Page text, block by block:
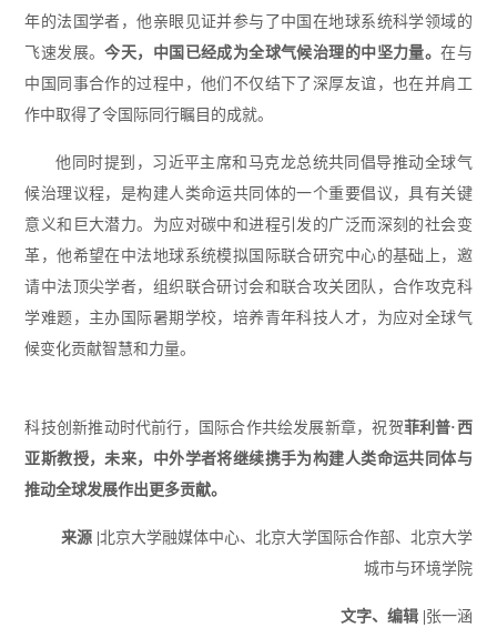
年的法国学者，他亲眼见证并参与了中国在地球系统科学领域的
飞速发展。今天，中国已经成为全球气候治理的中坚力量。在与
中国同事合作的过程中，他们不仅结下了深厚友谊，也在并肩工
作中取得了令国际同行瞩目的成就。
他同时提到，习近平主席和马克龙总统共同倡导推动全球气
候治理议程，是构建人类命运共同体的一个重要倡议，具有关键
意义和巨大潜力。为应对碳中和进程引发的广泛而深刻的社会变
革，他希望在中法地球系统模拟国际联合研究中心的基础上，邀
请中法顶尖学者，组织联合研讨会和联合攻关团队，合作攻克科
学难题，主办国际暑期学校，培养青年科技人才，为应对全球气
候变化贡献智慧和力量。
科技创新推动时代前行， 国际合作共绘发展新章，祝贺菲利普·西
亚斯教授， 未来，中外学者将继续携手为构建人类命运共同体与
推动全球发展作出更多贡献。
来源 | 北京大学融媒体中心、北京大学国际合作部、北京大学
城市与环境学院
文字、编辑 | 张一涵